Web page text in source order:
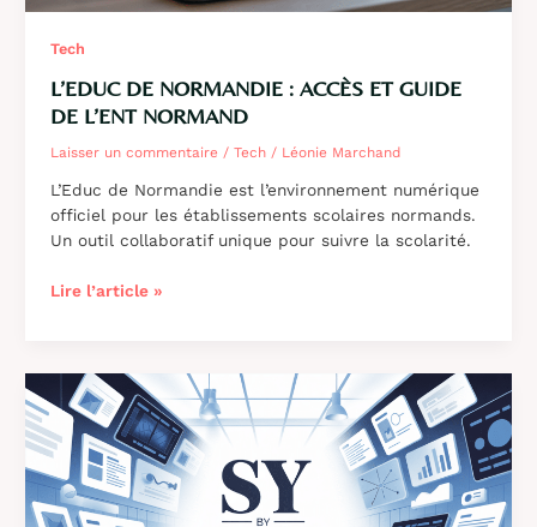
Tech
L’EDUC DE NORMANDIE : ACCÈS ET GUIDE
DE L’ENT NORMAND
Laisser un commentaire / Tech/ Léonie Marchand
L’Educ de Normandie est l’environnement numérique
officiel pour les établissements scolaires normands.
Un outil collaboratif unique pour suivre la scolarité.
L’educ
accès
et
guide
l’ENT
normand
Lire l’article »